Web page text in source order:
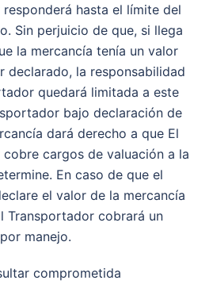
hasta el límite del
Sin perjuicio de que, si llega
la mercancía tenía un valor
declarado, la responsabilidad
quedará limitada a este
bajo declaración de
dará derecho a que El
cargos de valuación a la
En caso de que el
el valor de la mercancía
Transportador cobrará un
manejo.
comprometida